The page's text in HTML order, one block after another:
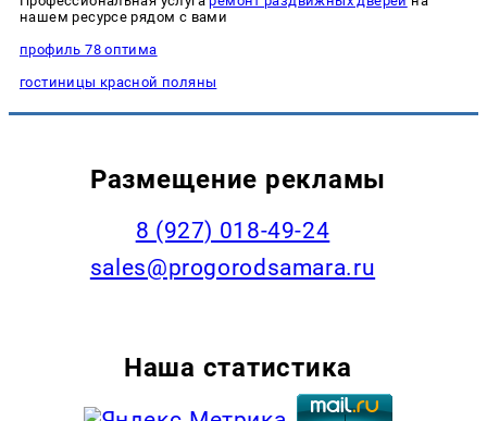
нашем ресурсе рядом с вами
профиль 78 оптима
гостиницы красной поляны
Размещение рекламы
8 (927) 018-49-24
sales@progorodsamara.ru
Наша статистика